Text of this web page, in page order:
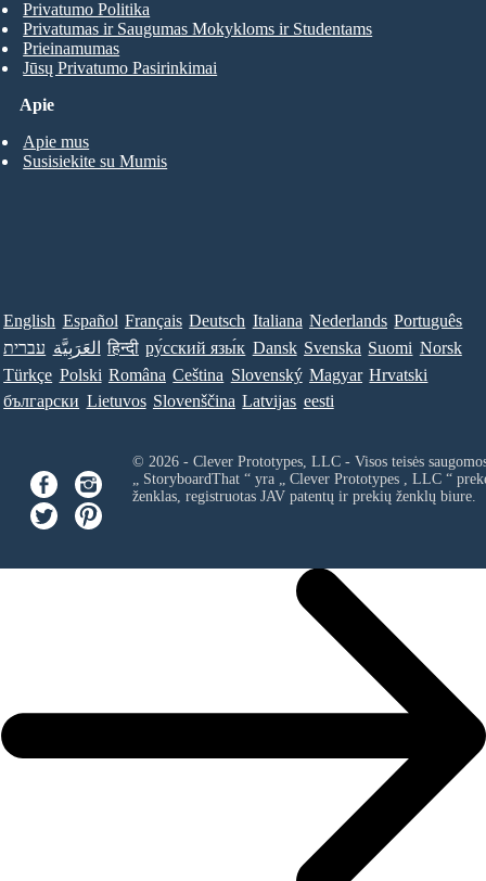
Apie
Apie mus
Susisiekite su Mumis
Privatumo Politika
Privatumas ir Saugumas Mokykloms ir Studentams
Prieinamumas
Jūsų Privatumo Pasirinkimai
English Español Français Deutsch Italiana Nederlands Português
עברית العَرَبِيَّة हिन्दी ру́сский язы́к Dansk Svenska Suomi Norsk
Türkçe Polski Româna Ceština Slovenský Magyar Hrvatski
български Lietuvos Slovenščina Latvijas eesti
© 2026 - Clever Prototypes, LLC - Visos teisės
„ StoryboardThat “ yra „ Clever Prototypes , LLC“
ženklas, registruotas JAV patentų ir prekių ženklų biure.